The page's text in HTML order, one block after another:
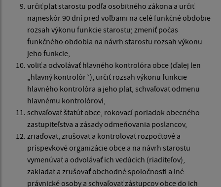
určiť plat starostu podľa osobitného zákona a určiť
najneskôr 90 dní pred voľbami na celé funkčné obdobie
rozsah výkonu funkcie starostu; zmeniť počas
funkčného obdobia na návrh starostu rozsah výkonu
jeho funkcie,
voliť a odvolávať hlavného kontrolóra obce (ďalej len
„hlavný kontrolór“), určiť rozsah výkonu funkcie
hlavného kontrolóra a jeho plat, schvaľovať odmenu
hlavnému kontrolórovi,
schvaľovať štatút obce, rokovací poriadok obecného
zastupiteľstva a zásady odmeňovania poslancov,
zriaďovať, zrušovať a kontrolovať rozpočtové a
príspevkové organizácie obce a na návrh starostu
vymenúvať a odvolávať ich vedúcich (riaditeľov),
zakladať a zrušovať obchodné spoločnosti a iné
právnické osoby a schvaľovať zástupcov obce do ich